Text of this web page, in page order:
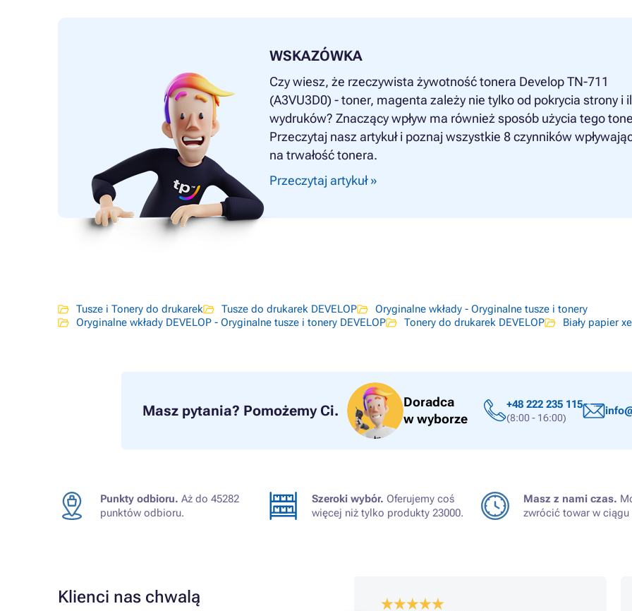
WSKAZÓWKA
Czy wiesz, że rzeczywista żywotność tonera Develop TN-711
(A3VU3D0) - toner, magenta zależy nie tylko od pokrycia strony i
wydruków? Znaczący wpływ ma również sposób użycia tego
Przeczytaj nasz artykuł i poznaj wszystkie 8 czynników
na trwałość tonera.
Przeczytaj artykuł »
Tusze i Tonery do drukarek Tusze do drukarek DEVELOP
Oryginalne wkłady - Oryginalne tusze i tonery
Oryginalne wkłady DEVELOP - Oryginalne tusze i tonery DEVELOP
Tonery do drukarek DEVELOP Biały papier
Masz pytania? Pomożemy Ci.
Doradca
w wyborze
+48 222 235 115
(8:00 - 16:00)
Punkty odbioru. Aż do 45282
punktów odbioru.
Szeroki wybór. Oferujemy coś
więcej niż tylko produkty 23000.
Masz z nami czas.
zwrócić towar w ciągu
Klienci nas chwalą